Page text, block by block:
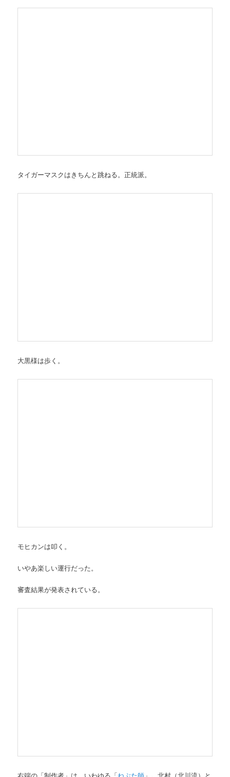
タイガーマスクはきちんと跳ねる。正統派。
大黒様は歩く。
モヒカンは叩く。
いやあ楽しい運行だった。
審査結果が発表されている。